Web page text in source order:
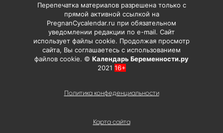
Карта сайта
Перепечатка материалов разрешена только с
прямой активной ссылкой на
PregnanCycalendar.ru при обязательном
уведомлении редакции по e-mail. Сайт
использует файлы cookie. Продолжая просмотр
сайта, Вы соглашаетесь с использованием
файлов cookie. © Календарь Беременности.ру
2021 16+
Политика конфеденциальности